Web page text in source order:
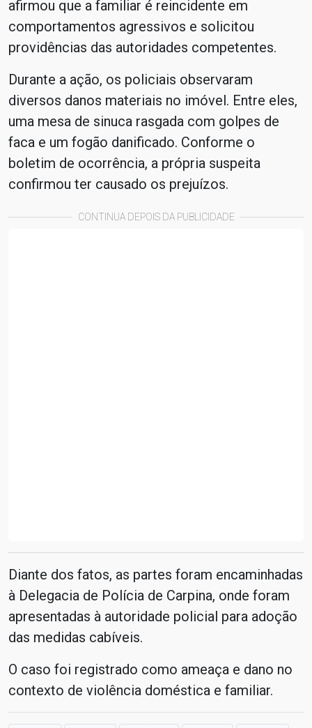
afirmou que a familiar é reincidente em
comportamentos agressivos e solicitou
providências das autoridades competentes.
Durante a ação, os policiais observaram
diversos danos materiais no imóvel. Entre eles,
uma mesa de sinuca rasgada com golpes de
faca e um fogão danificado. Conforme o
boletim de ocorrência, a própria suspeita
confirmou ter causado os prejuízos.
CONTINUA DEPOIS DA PUBLICIDADE
Diante dos fatos, as partes foram encaminhadas
à Delegacia de Polícia de Carpina, onde foram
apresentadas à autoridade policial para adoção
das medidas cabíveis.
O caso foi registrado como ameaça e dano no
contexto de violência doméstica e familiar.